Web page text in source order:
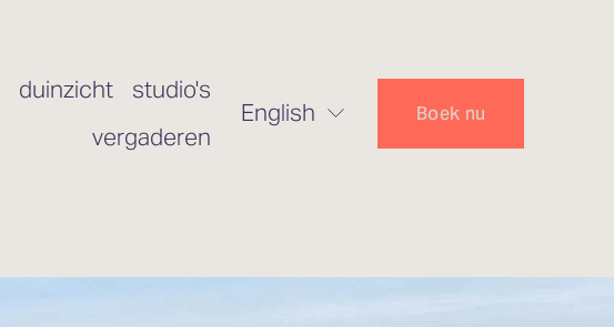
duinzicht
studio's
vergaderen
English Boek nu